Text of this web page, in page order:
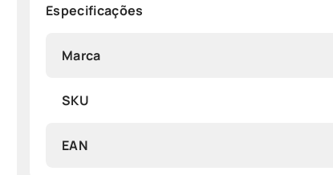
Especificações
Marca
SKU
EAN